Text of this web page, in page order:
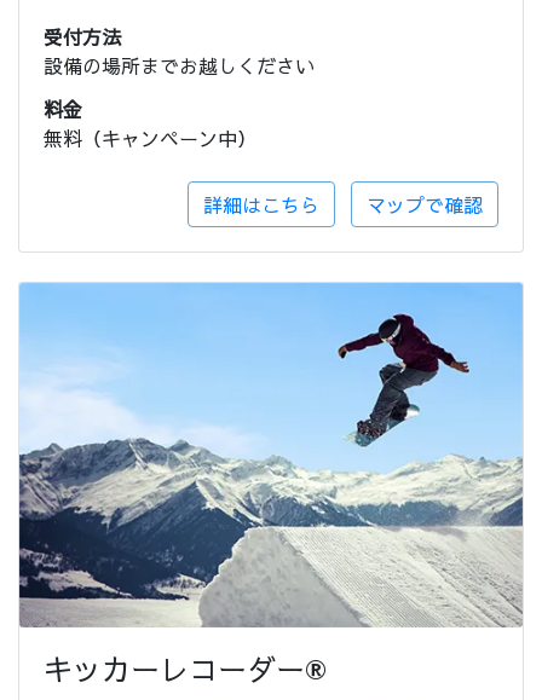
受付方法
設備の場所までお越しください
料金
無料（キャンペーン中）
詳細はこちら マップで確認
キッカーレコーダー®